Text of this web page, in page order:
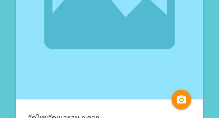
camera_alt